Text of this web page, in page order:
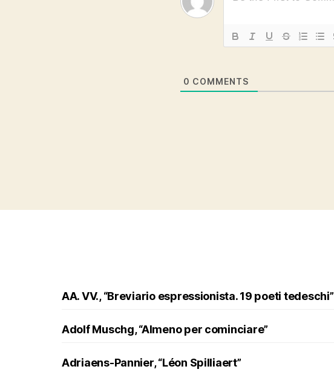
0 COMMENTS
AA. VV., “Breviario espressionista. 19 poeti tedeschi”
Adolf Muschg, “Almeno per cominciare”
Adriaens-Pannier, “Léon Spilliaert”